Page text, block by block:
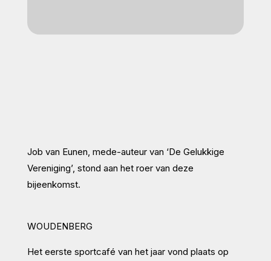
Job van Eunen, mede-auteur van ‘De Gelukkige
Vereniging’, stond aan het roer van deze
bijeenkomst.
WOUDENBERG
Het eerste sportcafé van het jaar vond plaats op